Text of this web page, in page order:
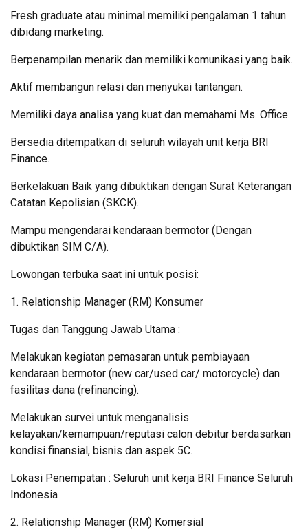
Fresh graduate atau minimal memiliki pengalaman 1 tahun
dibidang marketing.
Berpenampilan menarik dan memiliki komunikasi yang baik.
Aktif membangun relasi dan menyukai tantangan.
Memiliki daya analisa yang kuat dan memahami Ms. Office.
Bersedia ditempatkan di seluruh wilayah unit kerja BRI
Finance.
Berkelakuan Baik yang dibuktikan dengan Surat Keterangan
Catatan Kepolisian (SKCK).
Mampu mengendarai kendaraan bermotor (Dengan
dibuktikan SIM C/A).
Lowongan terbuka saat ini untuk posisi:
1. Relationship Manager (RM) Konsumer
Tugas dan Tanggung Jawab Utama :
Melakukan kegiatan pemasaran untuk pembiayaan
kendaraan bermotor (new car/used car/ motorcycle) dan
fasilitas dana (refinancing).
Melakukan survei untuk menganalisis
kelayakan/kemampuan/reputasi calon debitur berdasarkan
kondisi finansial, bisnis dan aspek 5C.
Lokasi Penempatan : Seluruh unit kerja BRI Finance Seluruh
Indonesia
2. Relationship Manager (RM) Komersial